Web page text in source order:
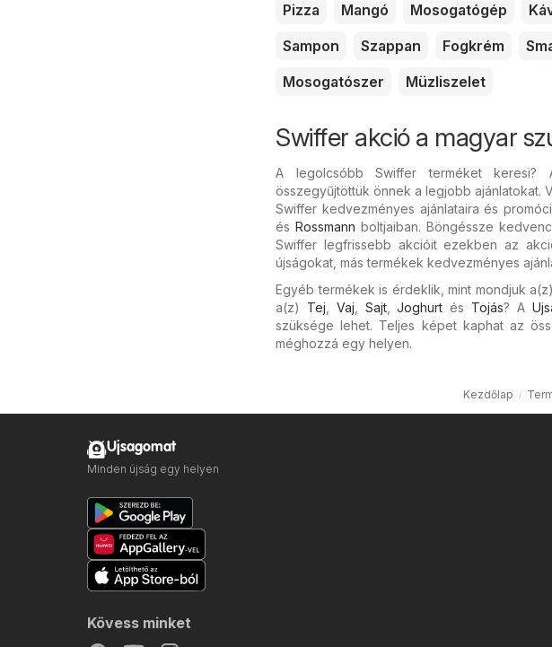
Pizza Mangó Mosogatógép
Sampon
Szappan Fogkrém
Mosogatószer
Müzliszelet
Swiffer akció a magyar
A legolcsóbb Swiffer terméket
összegyűjtöttük önnek a legjobb ajánlatokat.
Swiffer kedvezményes ajánlataira és
és Rossmann boltjaiban. Böngéssze
Swiffer legfrissebb akcióit ezekben az
újságokat, más termékek kedvezményes
Egyéb termékek is érdeklik, mint mondjuk
a(z) Tej Vaj Sajt,Joghurt és Tojás? A
szüksége lehet. Teljes képet kaphat az
méghozzá egy helyen.
Kezdőlap
Ujsagomat
Minden újság egy helyen
Kövess minket